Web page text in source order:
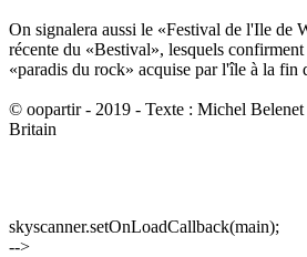
On signalera aussi le «Festival de l'Ile de
récente du «Bestival», lesquels
«paradis du rock» acquise par l'île à la fin
© oopartir - 2019 - Texte : Michel
Britain
skyscanner.setOnLoadCallback(main);
-->